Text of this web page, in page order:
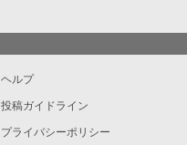
ヘルプ
投稿ガイドライン
プライバシーポリシー